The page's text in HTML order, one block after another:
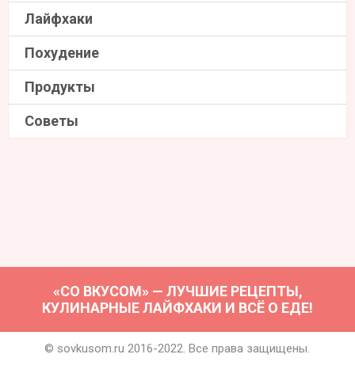
Лайфхаки
Похудение
Продукты
Советы
«СО ВКУСОМ» — ЛУЧШИЕ РЕЦЕПТЫ,
КУЛИНАРНЫЕ ЛАЙФХАКИ И ВСЁ О ЕДЕ!
© sovkusom.ru 2016-2022. Все права защищены.